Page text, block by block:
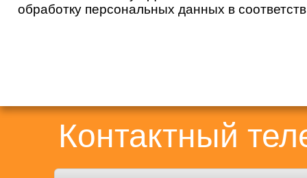
обработку персональных данных в
Контактный